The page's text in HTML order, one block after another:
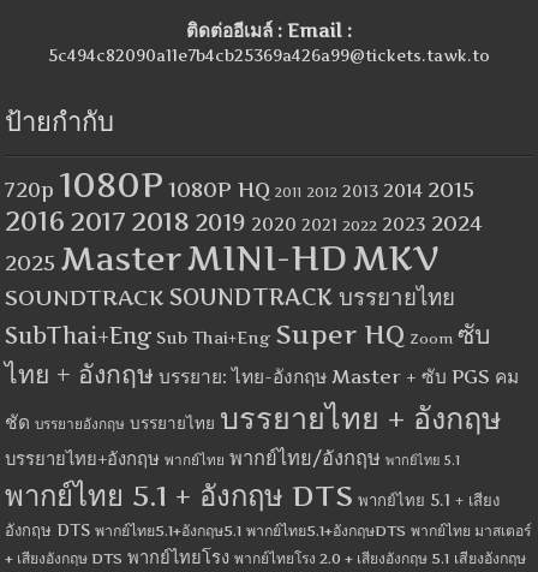
ติดต่ออีเมล์ : Email :
5c494c82090a11e7b4cb25369a426a99@tickets.tawk.to
ป้ายกำกับ
720p 1080P 1080P HQ 2011 2012 2013 2014 2015
2016 2017 2018 2019 2020 2021 2022 2023 2024
2025 MasterMINI-HDMKV
SOUNDTRACK SOUNDTRACK บรรยายไทย
SubThai+Eng Sub Thai+Eng Super HQ Zoom ซับ
ไทย + อังกฤษ บรรยาย: ไทย-อังกฤษ Master + ซับ PGS คม
ชัด บรรยายอังกฤษ บรรยายไทย บรรยายไทย + อังกฤษ
บรรยายไทย+อังกฤษ พากย์ไทย พากย์ไทย/อังกฤษ พากย์ไทย 5.1
พากย์ไทย 5.1 + อังกฤษ DTS พากย์ไทย 5.1 + เสียง
อังกฤษ DTS พากย์ไทย5.1+อังกฤษ5.1 พากย์ไทย5.1+อังกฤษDTS พากย์ไทย มาสเตอร์
+ เสียงอังกฤษ DTS พากย์ไทยโรง พากย์ไทยโรง 2.0 + เสียงอังกฤษ 5.1 เสียงอังกฤษ